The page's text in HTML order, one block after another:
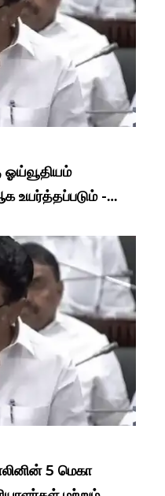
உயர்த்தப்படும் -
5 மெகா